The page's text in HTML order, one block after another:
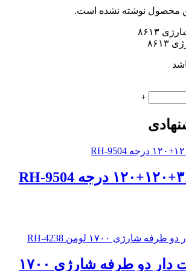
محصول نوشته نشده است.
+
چراغ کار مگنت دار دو طرفه شارژی ۱۷۰۰